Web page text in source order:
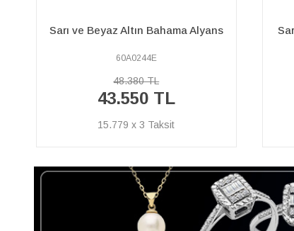
Sarı ve Beyaz Altın Memfis Alyans
60A0191E
27.760 TL
24.990 TL
9.055 x 3